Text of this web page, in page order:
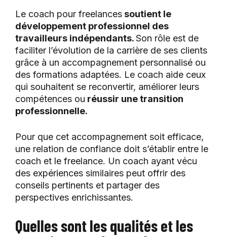
Le coach pour freelancessoutient le
développement professionnel des
travailleurs indépendants.Son rôle est de
faciliter l’évolution de la carrière de ses clients
grâce à un accompagnement personnalisé ou
des formations adaptées. Le coach aide ceux
qui souhaitent se reconvertir, améliorer leurs
compétences ou réussir une transition
professionnelle.
Pour que cet accompagnement soit efficace,
une relation de confiance doit s’établir entre le
coach et le freelance. Un coach ayant vécu
des expériences similaires peut offrir des
conseils pertinents et partager des
perspectives enrichissantes.
Quelles sont les qualités et les